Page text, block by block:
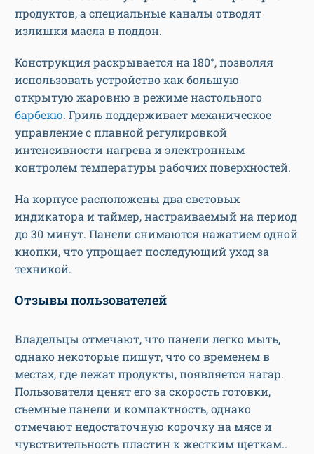
продуктов, а специальные каналы отводят
излишки масла в поддон.
Конструкция раскрывается на 180°, позволяя
использовать устройство как большую
открытую жаровню в режиме настольного
барбекю. Гриль поддерживает механическое
управление с плавной регулировкой
интенсивности нагрева и электронным
контролем температуры рабочих поверхностей.
На корпусе расположены два световых
индикатора и таймер, настраиваемый на период
до 30 минут. Панели снимаются нажатием одной
кнопки, что упрощает последующий уход за
техникой.
Отзывы пользователей
Владельцы отмечают, что панели легко мыть,
однако некоторые пишут, что со временем в
местах, где лежат продукты, появляется нагар.
Пользователи ценят его за скорость готовки,
съемные панели и компактность, однако
отмечают недостаточную корочку на мясе и
чувствительность пластин к жестким щеткам..